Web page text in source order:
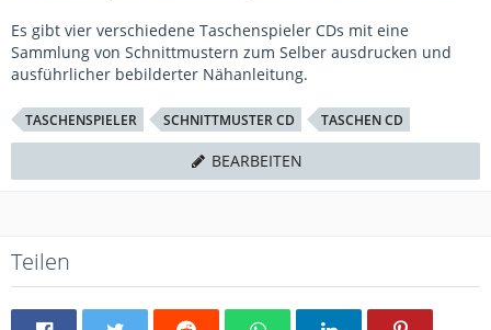
Es gibt vier verschiedene Taschenspieler CDs mit eine
Sammlung von Schnittmustern zum Selber ausdrucken und
ausführlicher bebilderter Nähanleitung.
TASCHENSPIELER SCHNITTMUSTER CD TASCHEN CD
BEARBEITEN
Teilen